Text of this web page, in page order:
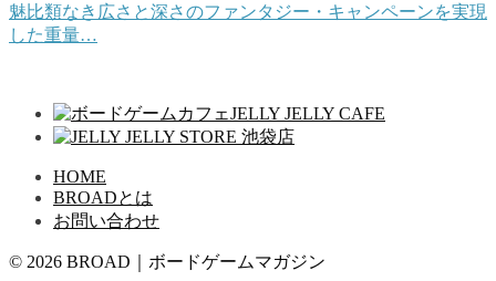
魅比類なき広さと深さのファンタジー・キャンペーンを実現
した重量…
HOME
BROADとは
お問い合わせ
© 2026 BROAD｜ボードゲームマガジン